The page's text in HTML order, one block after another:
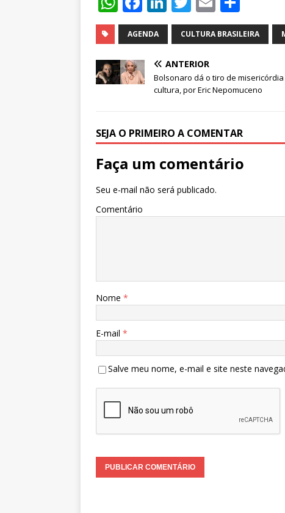
h
at
s
A
a
c
e
b
o
k
n
k
e
dI
n
w
it
te
r
m
ai
h
ar
AGENDA CULTURA BRASILEIRA
ANTERIOR
Bolsonaro dá o tiro de
cultura, por Eric Nepomuceno
SEJA O PRIMEIRO A COMENTAR
Faça um comentário
Seu e-mail não será publicado.
Comentário
Nome *
E-mail *
Salve meu nome, e-mail e site neste